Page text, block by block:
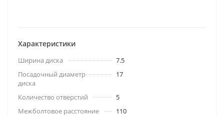
Характеристики
Ширина диска
7.5
Посадочный диаметр
диска
17
Количество отверстий
5
Межболтовое расстояние
110